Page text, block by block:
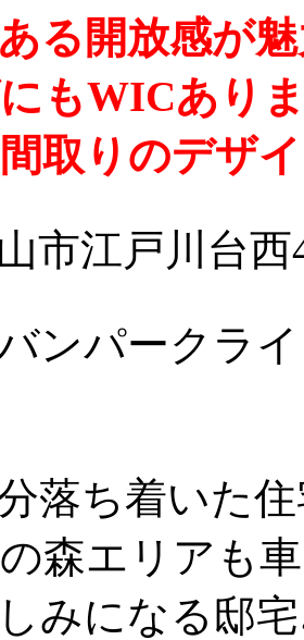
る開放感が
もWICあり
取りのデザ
市江戸川台西
ンパークラ
落ち着いた
森エリアも
みになる邸